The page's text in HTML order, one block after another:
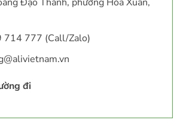
714 777 (Call/Zalo)
đi